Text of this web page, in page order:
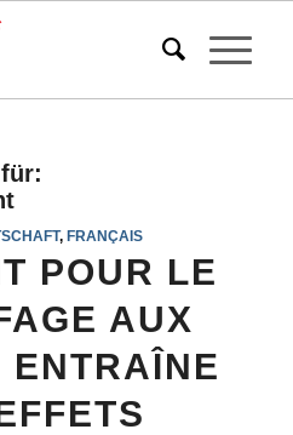
,FRANÇAIS
POUR LE
AUX
ENTRAÎNE